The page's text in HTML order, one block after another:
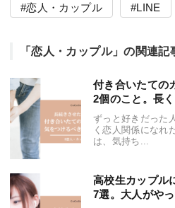
恋人・カップル LINE
「恋人・カップル」の関連記
付き合いたての
2個のこと。長
ずっと好きだった
く恋人関係になれ
は、気持ち...
高校生カップル
7選。大人がや